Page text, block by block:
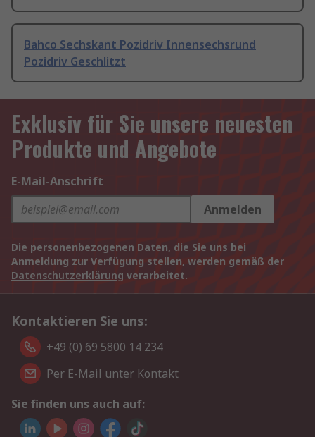
Bahco Sechskant Pozidriv Innensechsrund
Pozidriv Geschlitzt
Exklusiv für Sie unsere neuesten
Produkte und Angebote
E-Mail-Anschrift
Anmelden
Die personenbezogenen Daten, die Sie uns bei
Anmeldung zur Verfügung stellen, werden gemäß der
Datenschutzerklärung verarbeitet.
Kontaktieren Sie uns:
+49 (0) 69 5800 14 234
Per E-Mail unter Kontakt
Sie finden uns auch auf: